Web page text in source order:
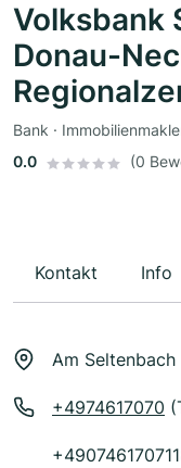
Volksbank
Donau-
0.0
(0
Kontakt Info
Am
+4974617070